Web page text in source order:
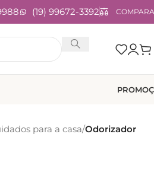
(19) 99672-3392
para a casa/Odorizador